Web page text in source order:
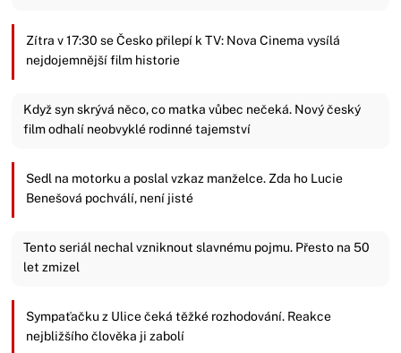
Zítra v 17:30 se Česko přilepí k TV: Nova Cinema vysílá
nejdojemnější film historie
Když syn skrývá něco, co matka vůbec nečeká. Nový český
film odhalí neobvyklé rodinné tajemství
Sedl na motorku a poslal vzkaz manželce. Zda ho Lucie
Benešová pochválí, není jisté
Tento seriál nechal vzniknout slavnému pojmu. Přesto na 50
let zmizel
Sympaťačku z Ulice čeká těžké rozhodování. Reakce
nejbližšího člověka ji zabolí